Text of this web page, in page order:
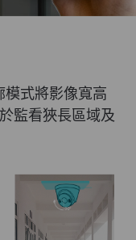
模式將影像寬高
監看狹長區域及